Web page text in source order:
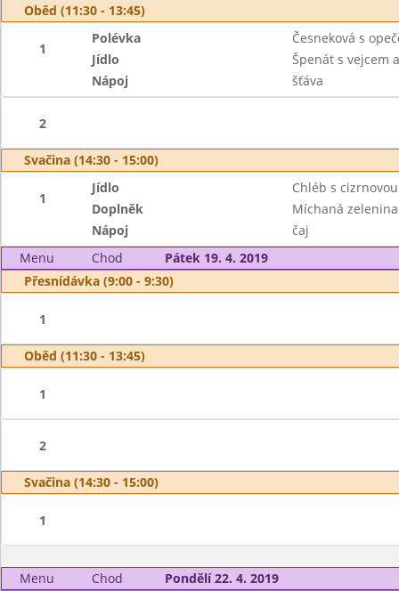
Oběd (11:30 - 13:45)
1
Polévka
Česneková s
Jídlo
Špenát s vejcem
Nápoj
šťáva
2
Svačina (14:30 - 15:00)
1
Jídlo
Chléb s
Doplněk
Míchaná zelenina
Nápoj
čaj
Menu
Chod
Pátek 19. 4. 2019
Přesnídávka (9:00 - 9:30)
1
Oběd (11:30 - 13:45)
1
2
Svačina (14:30 - 15:00)
1
Menu Chod Pondělí 22. 4. 2019